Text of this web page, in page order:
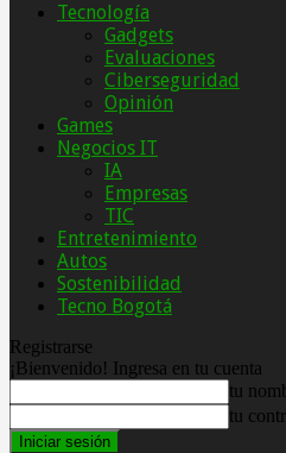
Tecnología
Gadgets
Evaluaciones
Ciberseguridad
Opinión
Games
Negocios IT
IA
Empresas
TIC
Entretenimiento
Autos
Sostenibilidad
Tecno Bogotá
Registrarse
¡Bienvenido! Ingresa en tu cuenta
tu
tu